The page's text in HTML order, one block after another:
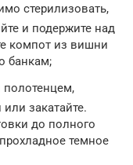
стерилизовать,
и подержите над
компот из вишни
банкам;
полотенцем,
закатайте.
до полного
темное